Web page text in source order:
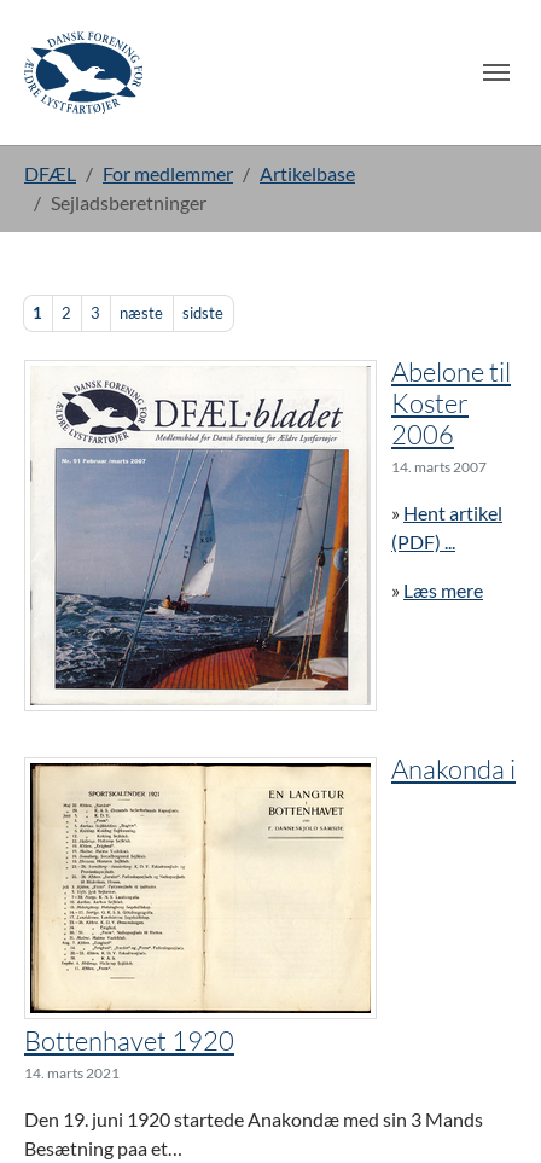
DFÆL For medlemmer
Artikelbase
Sejladsberetninger
1 2 3 næste sidste
Abelone til
Koster
2006
14. marts 2007
» Hent artikel
(PDF) ...
» Læs mere
Anakonda i
Bottenhavet 1920
14. marts 2021
Den 19. juni 1920 startede Anakondæ med sin 3 Mands
Besætning paa et…